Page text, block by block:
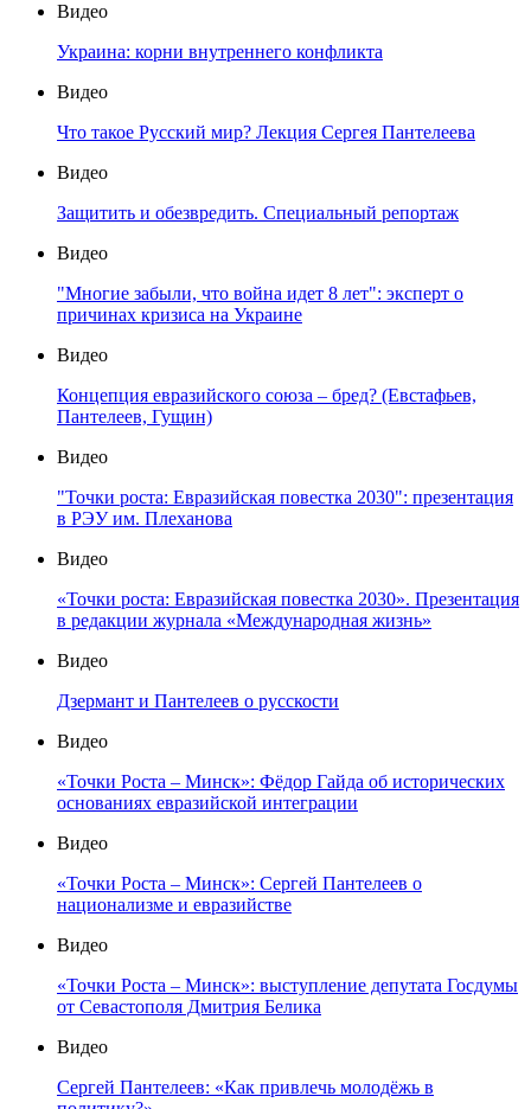
Видео
Украина: корни внутреннего конфликта
Видео
Что такое Русский мир? Лекция Сергея Пантелеева
Видео
Защитить и обезвредить. Специальный репортаж
Видео
"Многие забыли, что война идет 8 лет": эксперт о
причинах кризиса на Украине
Видео
Концепция евразийского союза – бред? (Евстафьев,
Пантелеев, Гущин)
Видео
"Точки роста: Евразийская повестка 2030": презентация
в РЭУ им. Плеханова
Видео
«Точки роста: Евразийская повестка 2030». Презентация
в редакции журнала «Международная жизнь»
Видео
Дзермант и Пантелеев о русскости
Видео
«Точки Роста – Минск»: Фёдор Гайда об исторических
основаниях евразийской интеграции
Видео
«Точки Роста – Минск»: Сергей Пантелеев о
национализме и евразийстве
Видео
«Точки Роста – Минск»: выступление депутата Госдумы
от Севастополя Дмитрия Белика
Видео
Сергей Пантелеев: «Как привлечь молодёжь в